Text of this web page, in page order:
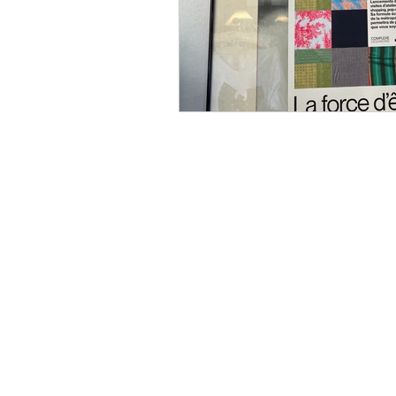
Centre de commerce mondial